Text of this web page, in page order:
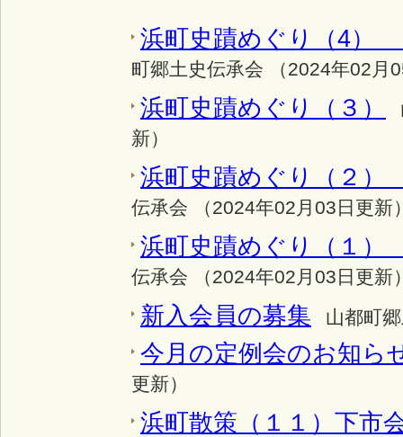
浜町史蹟めぐり（4）
町郷土史伝承会 （2024年02月
浜町史蹟めぐり（３）
新）
浜町史蹟めぐり
伝承会 （2024年02月03日更新
浜町史蹟めぐり
伝承会 （2024年02月03日更新
新入会員の募集
山都町
今月の定例会のお知ら
更新）
浜町散策（１１）下市